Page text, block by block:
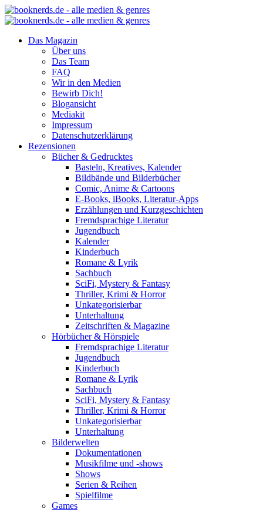
Das Magazin
Über uns
Das Team
FAQ
Wir in den Medien
Bewirb Dich!
Blogansicht
Mediakit
Impressum
Datenschutzerklärung
Rezensionen
Bücher & Gedrucktes
Basteln, Kreatives, Kalender
Bildbände und Bilderbücher
Comic, Anime & Cartoons
E-Books, iBooks, Literatur-Apps
Erzählungen und Kurzgeschichten
Fremdsprachige Literatur
Jugendbuch
Kalender
Kinderbuch
Romane & Lyrik
Sachbuch
SciFi, Mystery & Fantasy
Thriller, Krimi & Horror
Unkategorisierbar
Unterhaltung
Zeitschriften & Magazine
Hörbücher & Hörspiele
Fremdsprachige Literatur
Jugendbuch
Kinderbuch
Romane & Lyrik
Sachbuch
SciFi, Mystery & Fantasy
Thriller, Krimi & Horror
Unkategorisierbar
Unterhaltung
Bilderwelten
Dokumentationen
Musikfilme und -shows
Shows
Serien & Reihen
Spielfilme
Games